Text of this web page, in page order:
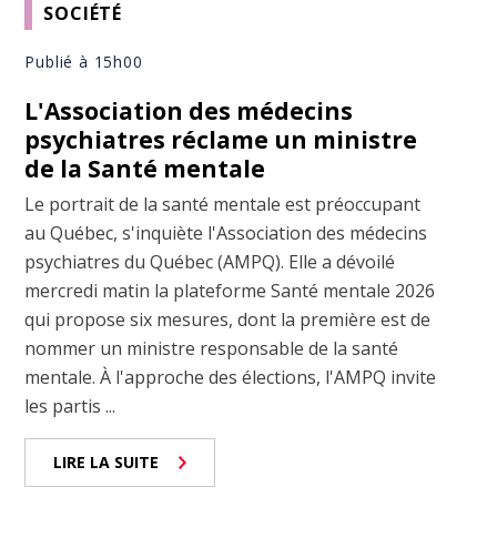
SOCIÉTÉ
Publié à 15h00
L'Association des médecins
psychiatres réclame un ministre
de la Santé mentale
Le portrait de la santé mentale est préoccupant
au Québec, s'inquiète l'Association des médecins
psychiatres du Québec (AMPQ). Elle a dévoilé
mercredi matin la plateforme Santé mentale 2026
qui propose six mesures, dont la première est de
nommer un ministre responsable de la santé
mentale. À l'approche des élections, l'AMPQ invite
les partis ...
LIRE LA SUITE